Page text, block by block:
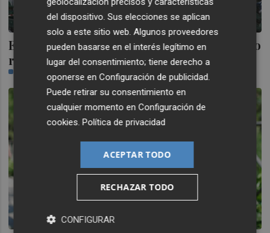
El derbi ante el Hércules, declarado de alto
riesgo
ÓSCAR MANTECA | OMID SOKOUT
del dispositivo. Sus elecciones se aplican
solo a este sitio web. Algunos proveedores
pueden basarse en el interés legítimo en
lugar del consentimiento; tiene derecho a
oponerse enConfiguración de publicidad.
Puede retirar su consentimiento en
cualquier momento enConfiguración de
cookies.Política de privacidad
ACEPTAR TODO
RECHAZAR TODO
CONFIGURAR